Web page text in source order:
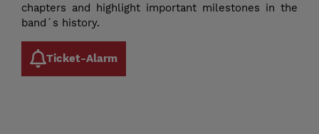
chapters and highlight important milestones in the
band´s history.
Ticket-Alarm